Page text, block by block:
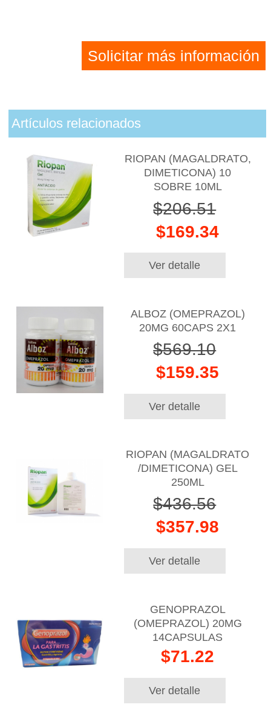
Solicitar más información
Artículos relacionados
RIOPAN (MAGALDRATO,
DIMETICONA) 10
SOBRE 10ML
$206.51
$169.34
Ver detalle
ALBOZ (OMEPRAZOL)
20MG 60CAPS 2X1
$569.10
$159.35
Ver detalle
RIOPAN (MAGALDRATO
/DIMETICONA) GEL
250ML
$436.56
$357.98
Ver detalle
GENOPRAZOL
(OMEPRAZOL) 20MG
14CAPSULAS
$71.22
Ver detalle